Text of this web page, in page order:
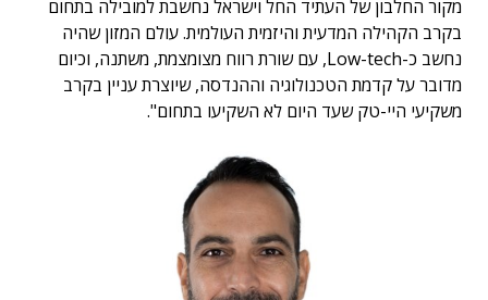
מקור החלבון של העתיד החל וישראל נחשבת למובילה בתחום
בקרב הקהילה המדעית והיזמית העולמית. עולם המזון שהיה
נחשב כ-Low-tech, עם שורת רווח מצומצמת, משתנה, וכיום
מדובר על קדמת הטכנולוגיה וההנדסה, שיוצרת עניין בקרב
משקיעי היי-טק שעד היום לא השקיעו בתחום".